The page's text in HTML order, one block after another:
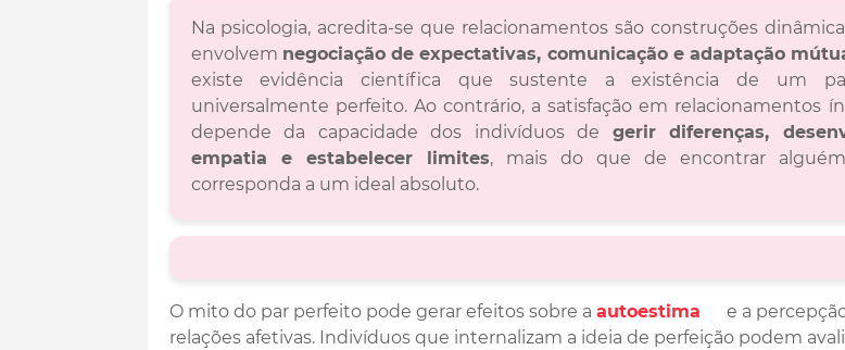
Na psicologia, acredita-se que relacionamentos são construções
envolvem negociação de expectativas, comunicação e adaptação
existe evidência científica que sustente a existência de um
universalmente perfeito. Ao contrário, a satisfação em relacionamentos
depende da capacidade dos indivíduos de gerir diferenças,
empatia e estabelecer limites, mais do que de encontrar
corresponda a um ideal absoluto.
O mito do par perfeito pode gerar efeitos sobre a autoestima
e a
relações afetivas. Indivíduos que internalizam a ideia de perfeição podem